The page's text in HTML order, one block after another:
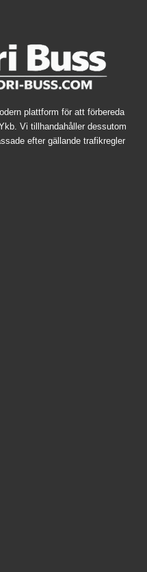
plattform för att förbereda
Vi tillhandahåller dessutom
efter gällande trafikregler